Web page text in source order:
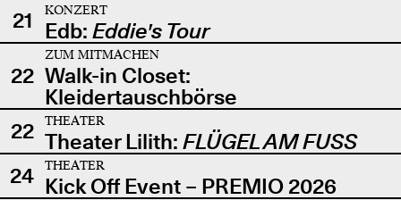
21
KONZERT
Edb: Eddie's Tour
22
ZUM MITMACHEN
Walk-in Closet:
Kleidertauschbörse
22
THEATER
Theater Lilith: FLÜGEL AM FUSS
24
THEATER
Kick Off Event – PREMIO 2026